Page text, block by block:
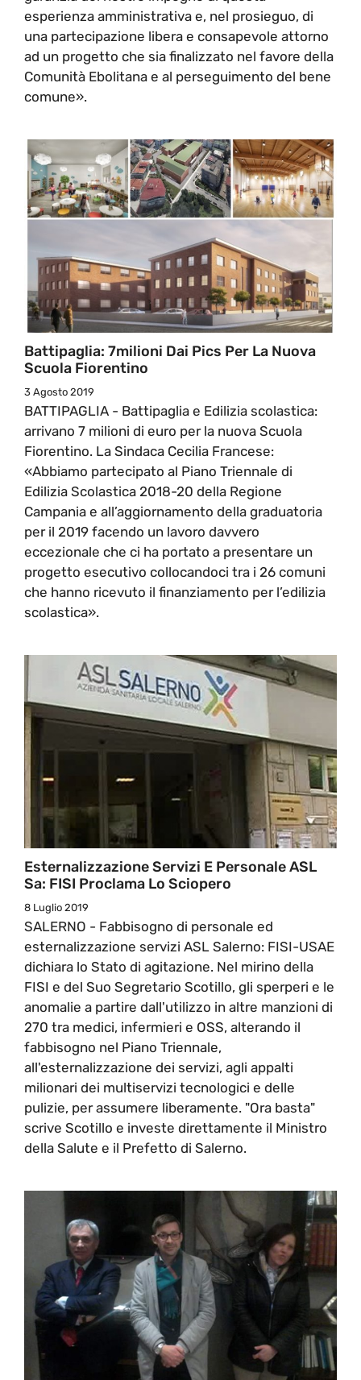
esperienza amministrativa e, nel prosieguo, di
una partecipazione libera e consapevole attorno
ad un progetto che sia finalizzato nel favore della
Comunità Ebolitana e al perseguimento del bene
comune».
Battipaglia: 7milioni Dai Pics Per La Nuova
Scuola Fiorentino
3 Agosto 2019
BATTIPAGLIA - Battipaglia e Edilizia scolastica:
arrivano 7 milioni di euro per la nuova Scuola
Fiorentino. La Sindaca Cecilia Francese:
«Abbiamo partecipato al Piano Triennale di
Edilizia Scolastica 2018-20 della Regione
Campania e all’aggiornamento della graduatoria
per il 2019 facendo un lavoro davvero
eccezionale che ci ha portato a presentare un
progetto esecutivo collocandoci tra i 26 comuni
che hanno ricevuto il finanziamento per l’edilizia
scolastica».
Esternalizzazione Servizi E Personale ASL
Sa: FISI Proclama Lo Sciopero
8 Luglio 2019
SALERNO - Fabbisogno di personale ed
esternalizzazione servizi ASL Salerno: FISI-USAE
dichiara lo Stato di agitazione. Nel mirino della
FISI e del Suo Segretario Scotillo, gli sperperi e le
anomalie a partire dall'utilizzo in altre manzioni di
270 tra medici, infermieri e OSS, alterando il
fabbisogno nel Piano Triennale,
all'esternalizzazione dei servizi, agli appalti
milionari dei multiservizi tecnologici e delle
pulizie, per assumere liberamente. "Ora basta"
scrive Scotillo e investe direttamente il Ministro
della Salute e il Prefetto di Salerno.